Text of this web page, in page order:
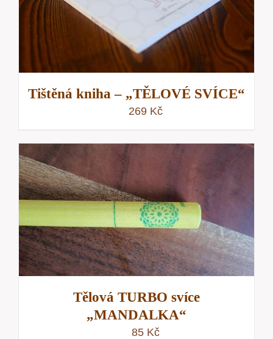
Tištěná kniha – „TĚLOVÉ SVÍCE“
269 Kč
Tělová TURBO svíce
„MANDALKA“
85 Kč